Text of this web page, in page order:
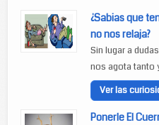
¿Sabias que
no nos relaja?
Sin lugar a
nos agota tanto
Ver las
Ponerle El